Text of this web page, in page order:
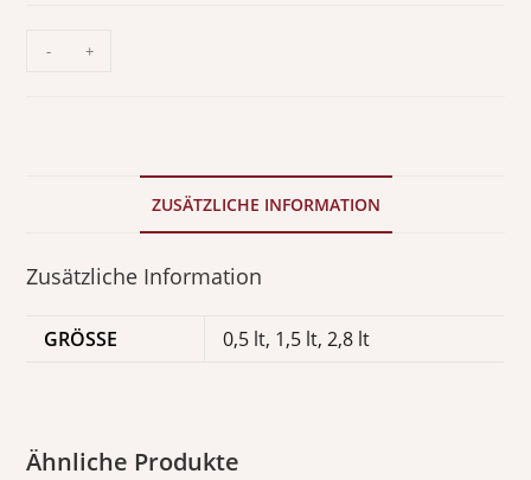
- +
ZUSÄTZLICHE INFORMATION
Zusätzliche Information
GRÖSSE 0,5 lt, 1,5 lt, 2,8 lt
Ähnliche Produkte